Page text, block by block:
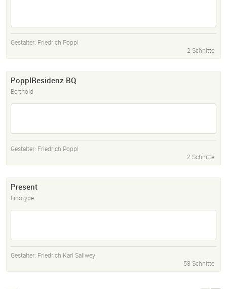
Gestalter: Friedrich Poppl
2 Schnitte
PopplResidenz BQ
Berthold
Gestalter: Friedrich Poppl
2 Schnitte
Present
Linotype
Gestalter: Friedrich Karl Sallwey
58 Schnitte